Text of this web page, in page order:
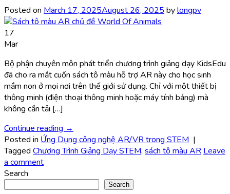
Posted on March 17, 2025August 26, 2025 bylongpv
17
Mar
Bộ phận chuyên môn phát triển chương trình giảng dạy KidsEdu
đã cho ra mắt cuốn sách tô màu hỗ trợ AR này cho học sinh
mầm non ở mọi nơi trên thế giới sử dụng. Chỉ với một thiết bị
thông minh (điện thoại thông minh hoặc máy tính bảng) mà
không cần tải […]
Continue reading →
Posted in Ứng Dụng công nghệ AR/VR trong STEM |
Tagged Chương Trình Giảng Dạy STEM, sách tô màu AR Leave
a comment
Search
Search